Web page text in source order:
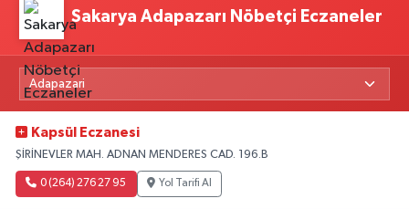
Sakarya Adapazarı Nöbetçi Eczaneler
Kapsül Eczanesi
ŞİRİNEVLER MAH. ADNAN MENDERES CAD. 196.B
0 (264) 276 27 95 Yol Tarifi Al